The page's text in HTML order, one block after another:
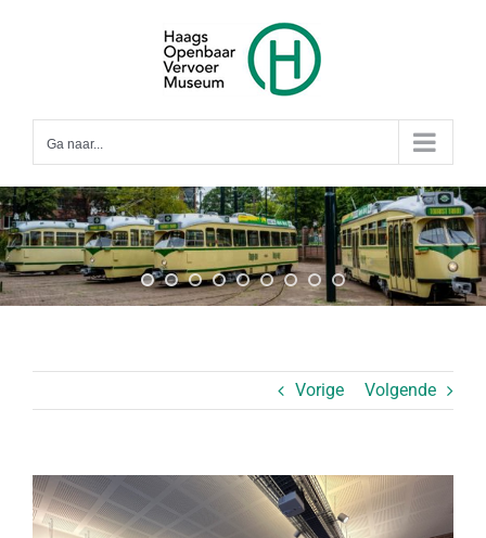
Ga naar...
Vorige Volgende
Bekijk
grotere